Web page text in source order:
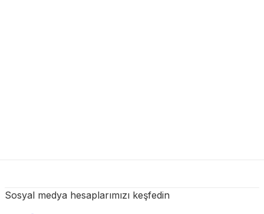
Sosyal medya hesaplarımızı keşfedin